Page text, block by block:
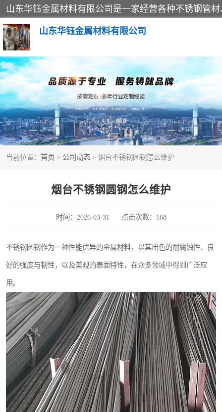
山东华钰金属材料有限公司
当前位置： 首页 > 公司动态 > 烟台不锈钢圆钢怎么维护
烟台不锈钢圆钢怎么维护
时间：2026-03-31 点击次数：168
不锈钢圆钢作为一种性能优异的金属材料，以其出色的耐腐蚀性、良
好的强度与韧性，以及美观的表面特性，在众多领域中得到广泛应
用。
不锈钢管
管件标准件
不锈钢人孔
不锈钢角钢